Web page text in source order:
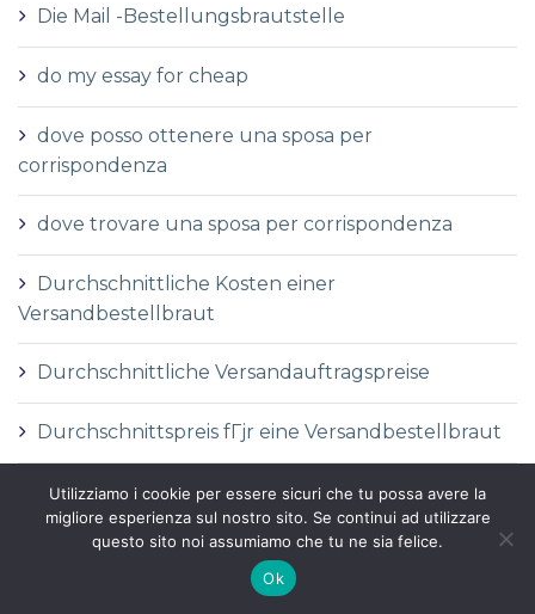
Die Mail -Bestellungsbrautstelle
do my essay for cheap
dove posso ottenere una sposa per
corrispondenza
dove trovare una sposa per corrispondenza
Durchschnittliche Kosten einer
Versandbestellbraut
Durchschnittliche Versandauftragspreise
Durchschnittspreis fГјr eine Versandbestellbraut
Durchschnittspreis fГјr Versandbestellbraut
DГ©finition de la mariГ©e par correspondance
Utilizziamo i cookie per essere sicuri che tu possa avere la
migliore esperienza sul nostro sito. Se continui ad utilizzare
questo sito noi assumiamo che tu ne sia felice.
Ok